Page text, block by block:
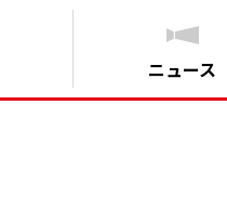
ニュース